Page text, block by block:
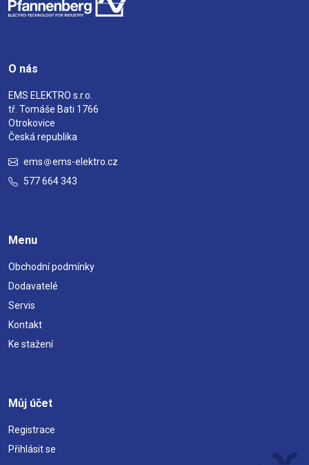
O nás
EMS ELEKTRO s.r.o.
tř. Tomáše Bati 1766
Otrokovice
Česká republika
ems
ems-elektro.cz
577 664 343
Menu
Obchodní podmínky
Dodavatelé
Servis
Kontakt
Ke stažení
Můj účet
Registrace
Přihlásit se